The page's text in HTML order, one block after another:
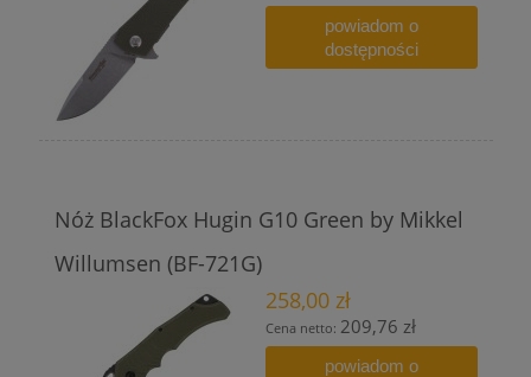
powiadom o
dostępności
Nóż BlackFox Hugin G10 Green by Mikkel
Willumsen (BF-721G)
258,00 zł
Cena netto: 209,76 zł
powiadom o